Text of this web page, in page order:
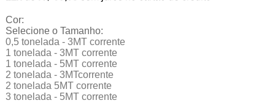
Cor:
Selecione o Tamanho:
0,5 tonelada - 3MT corrente
1 tonelada - 3MT corrente
1 tonelada - 5MT corrente
2 tonelada - 3MTcorrente
2 tonelada 5MT corrente
3 tonelada - 5MT corrente